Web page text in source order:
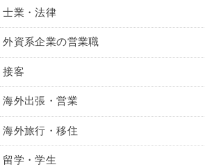
士業・法律
外資系企業の営業職
接客
海外出張・営業
海外旅行・移住
留学・学生